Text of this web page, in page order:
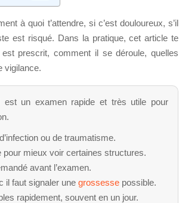
à quoi t’attendre, si c’est douloureux, s’il
est risqué. Dans la pratique, cet article te
prescrit, comment il se déroule, quelles
vigilance.
est un examen rapide et très utile pour
ou de traumatisme.
mieux voir certaines structures.
avant l’examen.
il faut signaler une grossesse possible.
rapidement, souvent en un jour.